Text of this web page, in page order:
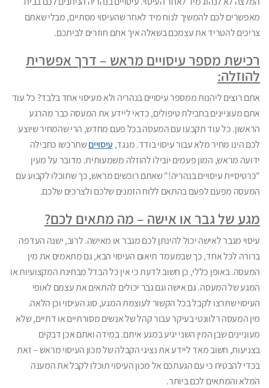
מאפשרים לכם להמשיך לנוח מיד לאחר שהעיסוי מסתיים, מבלי שאתם
צריכים להטריד את עצמכם בשאלה איך אתם חוזרים לביתכם.
רכישת מספר עיסויים מראש – דרך אפשרית
להוזלה:
אתם רוצים ליהנות ממספר עיסויים בנהריה ולא מעיסוי אחד בלבד? כל עוד
אתם מעוניינים בחבילת טיפולים, כדאי ליידע את המעסה כבר מהרגע
הראשון. כל עוד תקבעו עם המעסה בכל פעם מחדש, הרי שהמחיר שיוצע
לכם הינו מחיר מלא עבור עיסוי בודד. מנגד, עיסוייםשתרכשו כחבילה
ידועה מראש, המון פעמים יובילו להוזלה משמעותית. מדובר על מעין
"כרטיסיית עיסויים בנהריה!" שאתם רוכשים מראש, כך שתוכלו לקבוע עם
המעסה מפעם לפעם בהתאם ללוח הזמנים שלכם ולצרכים שלכם.
מגע של גבר או אישה – מה מתאים לכם?
עיסוי מגבר לאישה יכול להינתן לכם מגבר או מאישה. לרוב, ישנה העדפה
ברורה לכל אחד, כך שבמעמד תיאום העיסוי הבא, גם מתאמים את מין
המעסה. באופן כללי, כן חשוב לדעת כי אין כל הבדל מבחינת המקצועיות או
המגע של המעסה. גם אישה וגם גבר יכולים להתאים את עצמם לאופי
העיסוי שתרצו לקבל בכל הקשור לעוצמת המגע, סוג העיסוי וכן הלאה.
מין המעסה רלוונטי בעיקר עבור קהל של אנשים מסורתיים או דתיים, שלא
מעוניינים שבן המין השני יגיע במגע איתם. במידה ואתם אכן דבקים
בצניעות, חשוב מאד ליידע את נציגי הקבלה של מכון העיסוי מראש – זאת
בכדי להבטיח כי עם הגעתכם אל מכון העיסוי תוכלו לקבל את המענה
המלא והמתאים לכם ביותר.